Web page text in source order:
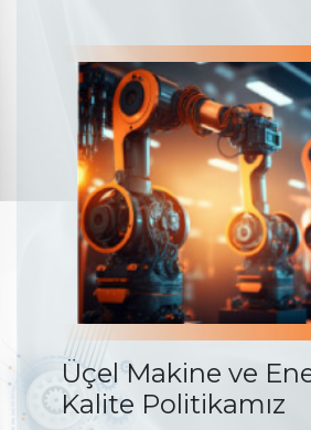
Üçel Makine ve
Kalite Politikamız